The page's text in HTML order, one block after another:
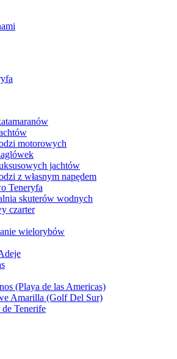
motorowych
jachtów
z własnym napędem
Teneryfa
skuterów wodnych
czarter
wielorybów
(Playa de las Americas)
Amarilla (Golf Del Sur)
de Tenerife